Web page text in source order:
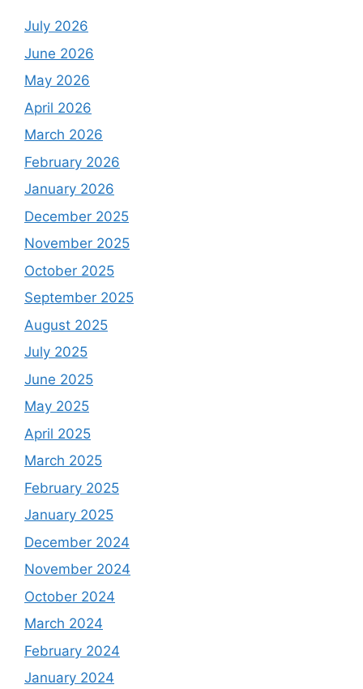
July 2026
June 2026
May 2026
April 2026
March 2026
February 2026
January 2026
December 2025
November 2025
October 2025
September 2025
August 2025
July 2025
June 2025
May 2025
April 2025
March 2025
February 2025
January 2025
December 2024
November 2024
October 2024
March 2024
February 2024
January 2024